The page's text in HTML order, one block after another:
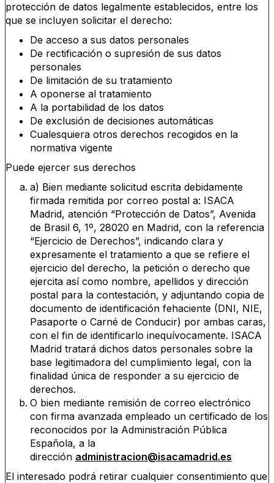
protección de datos legalmente establecidos, entre los
que se incluyen solicitar el derecho:
De acceso a sus datos personales
De rectificación o supresión de sus datos
personales
De limitación de su tratamiento
A oponerse al tratamiento
A la portabilidad de los datos
De exclusión de decisiones automáticas
Cualesquiera otros derechos recogidos en la
normativa vigente
Puede ejercer sus derechos
a) Bien mediante solicitud escrita debidamente
firmada remitida por correo postal a: ISACA
Madrid, atención “Protección de Datos”, Avenida
de Brasil 6, 1º, 28020 en Madrid, con la referencia
“Ejercicio de Derechos”, indicando clara y
expresamente el tratamiento a que se refiere el
ejercicio del derecho, la petición o derecho que
ejercita así como nombre, apellidos y dirección
postal para la contestación, y adjuntando copia de
documento de identificación fehaciente (DNI, NIE,
Pasaporte o Carné de Conducir) por ambas caras,
con el fin de identificarlo inequívocamente. ISACA
Madrid tratará dichos datos personales sobre la
base legitimadora del cumplimiento legal, con la
finalidad única de responder a su ejercicio de
derechos.
O bien mediante remisión de correo electrónico
con firma avanzada empleado un certificado de los
reconocidos por la Administración Pública
Española, a la
dirección administracion@isacamadrid.es
El interesado podrá retirar cualquier consentimiento que